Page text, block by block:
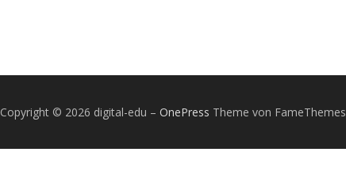
Copyright © 2026 digital-edu – OnePress Theme von FameThemes